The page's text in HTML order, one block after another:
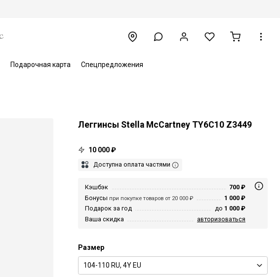
Подарочная карта Спецпредложения
Леггинсы Stella McCartney TY6C10 Z3449
10 000 ₽
Доступна оплата частями
Кэшбэк
700 ₽
Бонусы при покупке товаров от 20 000 ₽
1 000 ₽
Подарок за год
до 1 000 ₽
Ваша скидка
авторизоваться
Размер
104-110 RU, 4Y EU